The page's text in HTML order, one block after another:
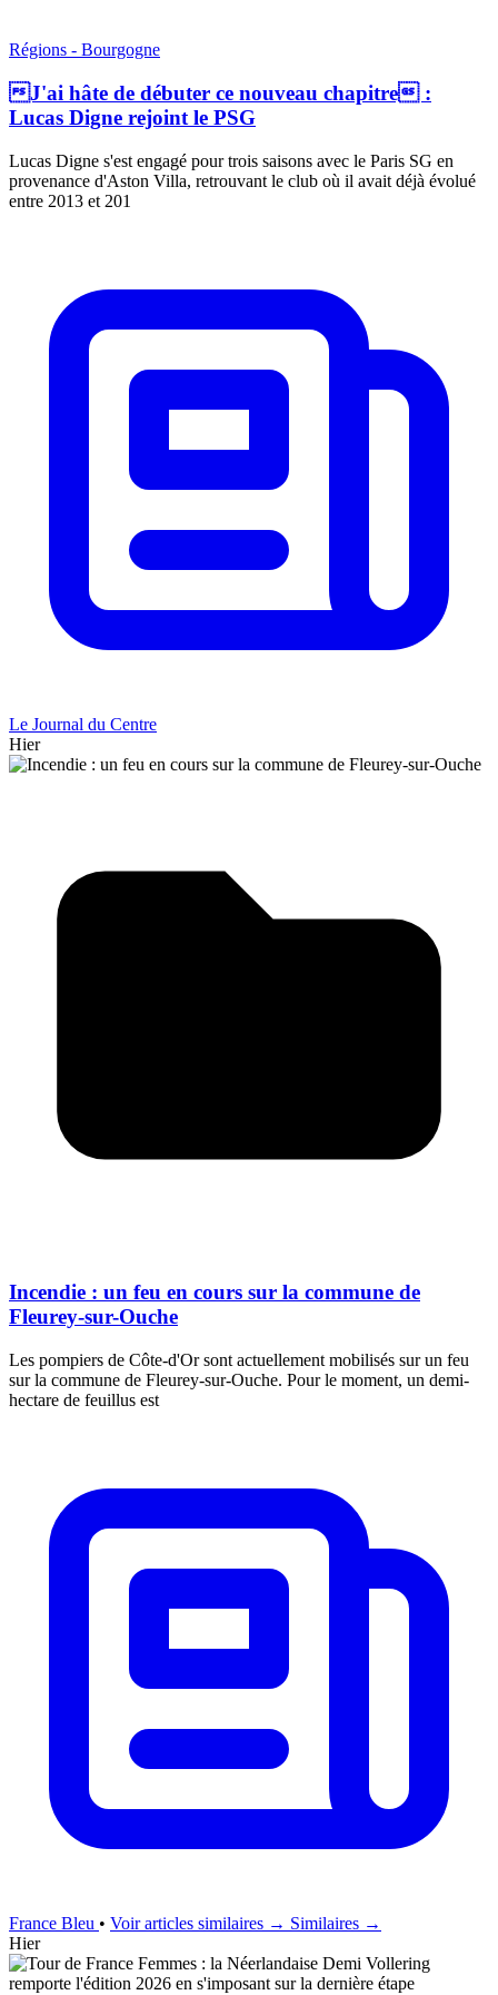
Régions - Bourgogne
J'ai hâte de débuter ce nouveau chapitre :
Lucas Digne rejoint le PSG
Lucas Digne s'est engagé pour trois saisons avec le Paris SG en
provenance d'Aston Villa, retrouvant le club où il avait déjà évolué
entre 2013 et 201
Le Journal du Centre
Hier
Incendie : un feu en cours sur la commune de
Fleurey-sur-Ouche
Les pompiers de Côte-d'Or sont actuellement mobilisés sur un feu
sur la commune de Fleurey-sur-Ouche. Pour le moment, un demi-
hectare de feuillus est
France Bleu • Voir articles similaires → Similaires →
Hier